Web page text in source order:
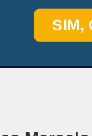
SIM,